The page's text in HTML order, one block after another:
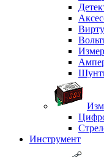
Инструмент